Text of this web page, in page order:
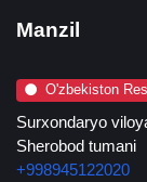
Manzil
O'zbekiston
Surxondaryo
Sherobod tumani
+998945122020